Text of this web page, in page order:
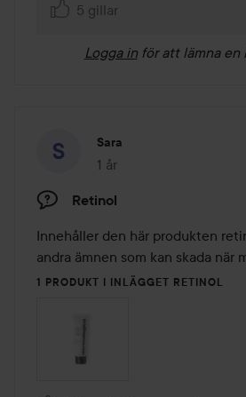
5 gillar
Logga in för att lämna en
Sara
1 år
Inlägget skapades 1 år
Retinol
Innehåller den här produkten
andra ämnen som kan skada när
1 PRODUKT I INLÄGGET RETINOL